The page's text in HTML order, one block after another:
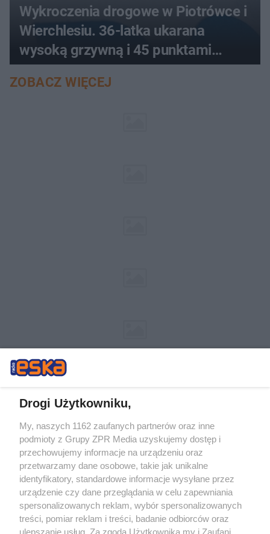
Wykroczenia drogowe w Piotrówce i
Wierchlesiu. 36-latka ukarana
wysoką grzywną i 45 punktami
karnymi
ZOBACZ WIĘCEJ
Żaden utwór zamieszczony w serwisie nie może być powielany i
rozpowszechniany lub dalej rozpowszechniany w jakikolwiek sposób (w
tym także elektroniczny lub mechaniczny) na jakimkolwiek polu
eksploatacji w jakiejkolwiek formie, włącznie z umieszczaniem w
Internecie bez pisemnej zgody właściciela praw. Jakiekolwiek użycie lub
wykorzystanie utworów w całości lub w części z naruszeniem prawa,
tzn. bez właściwej zgody, jest zabronione pod groźbą kary i może być
ścigane prawnie.
Drogi Użytkowniku,
My, naszych 1162 zaufanych partnerów oraz inne
podmioty z Grupy ZPR Media uzyskujemy dostęp i
przechowujemy informacje na urządzeniu oraz
przetwarzamy dane osobowe, takie jak unikalne
identyfikatory, standardowe informacje wysyłane przez
urządzenie czy dane przeglądania w celu zapewniania
spersonalizowanych reklam, wybór spersonalizowanych
treści, pomiar reklam i treści, badanie odbiorców oraz
ulepszanie usług. Za zgodą Użytkownika my i Zaufani